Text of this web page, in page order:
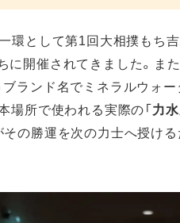
環として第1回大相撲もち
開催されてきました。ま
ブランド名でミネラルウォ
場所で使われる実際の「力水
その勝運を次の力士へ授け